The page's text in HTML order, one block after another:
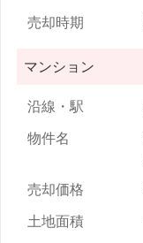
マンション